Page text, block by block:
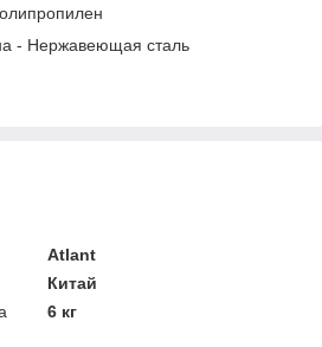
- Нержавеющая сталь
Atlant
Китай
6 кг